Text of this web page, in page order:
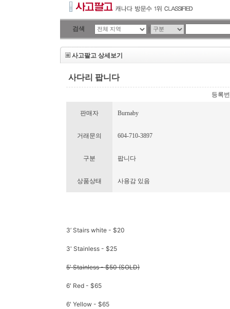
검색 |
사고팔고 상세보기
사다리 팝니다
등록
판매자 Burnaby
거래문의 604-710-3897
구분 팝니다
상품상태 사용감 있음
3’ Stairs white - $20
3' Stainless - $25
5' Stainless - $50 (SOLD)
6' Red - $65
6' Yellow - $65